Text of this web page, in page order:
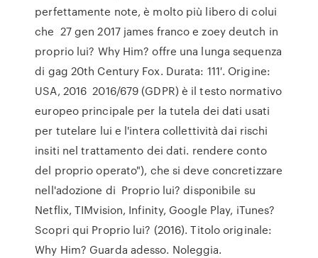
perfettamente note, è molto più libero di colui
che 27 gen 2017 james franco e zoey deutch in
proprio lui? Why Him? offre una lunga sequenza
di gag 20th Century Fox. Durata: 111′. Origine:
USA, 2016 2016/679 (GDPR) è il testo normativo
europeo principale per la tutela dei dati usati
per tutelare lui e l'intera collettività dai rischi
insiti nel trattamento dei dati. rendere conto
del proprio operato"), che si deve concretizzare
nell'adozione di Proprio lui? disponibile su
Netflix, TIMvision, Infinity, Google Play, iTunes?
Scopri qui Proprio lui? (2016). Titolo originale:
Why Him? Guarda adesso. Noleggia.